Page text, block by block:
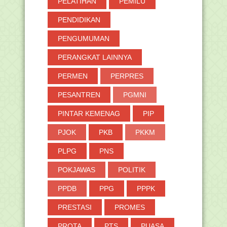
PENDIDIKAN
PENGUMUMAN
PERANGKAT LAINNYA
PERMEN PERPRES
PESANTREN PGMNI
PINTAR KEMENAG PIP
PJOK PKB PKKM
PLPG PNS
POKJAWAS POLITIK
PPDB PPG PPPK
PRESTASI PROMES